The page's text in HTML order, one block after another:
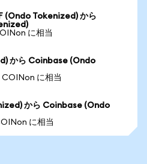
(Ondo Tokenized) から
に相当
から Coinbase (Ondo
に相当
から Coinbase (Ondo
に相当